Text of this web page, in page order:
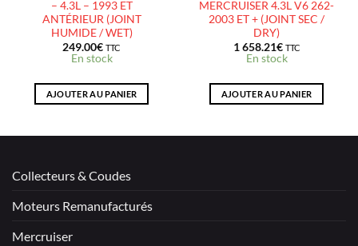
– 4.3L – 1993 ET
ANTÉRIEUR (JOINT
HUMIDE / WET)
249.00€ TTC
En stock
AJOUTER AU PANIER
MERCRUISER 4.3L V6 262-
2003 ET + (JOINT SEC /
DRY)
1 658.21€ TTC
En stock
AJOUTER AU PANIER
Collecteurs & Coudes
Moteurs Remanufacturés
Mercruiser